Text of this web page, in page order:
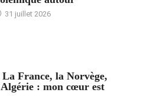
31 juillet 2026
La France, la Norvège,
: mon cœur est